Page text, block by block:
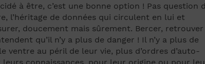
à être, c’est une bonne option ! Pas question
l’héritage de données qui circulent en lui et
doucement mais sûrement. Bercer,
qu’il n’y a plus de danger ! Il n’y a plus de
ventre au péril de leur vie, plus d’ordres d’auto-